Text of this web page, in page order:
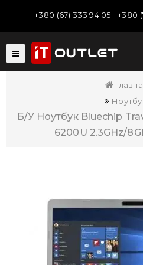
+380 (67) 333 94 05 +380
Б/У Ноутбук Bluechip
6200U 2.3GHz/